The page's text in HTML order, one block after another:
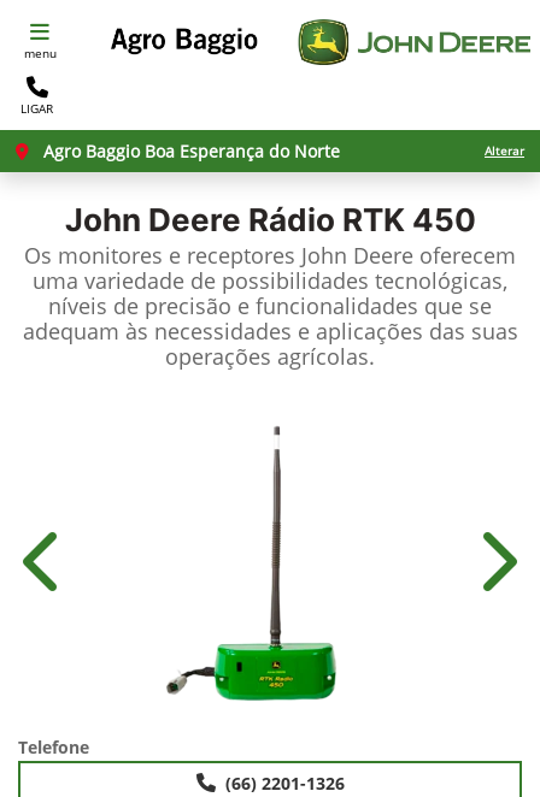
menu
LIGAR
Agro Baggio Boa Esperança do Norte Alterar
John Deere Rádio RTK 450
Os monitores e receptores John Deere oferecem
uma variedade de possibilidades tecnológicas,
níveis de precisão e funcionalidades que se
adequam às necessidades e aplicações das suas
operações agrícolas.
Anterior
Telefone
(66) 2201-1326